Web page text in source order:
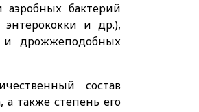
бактерий
энтерококки и др.),
и дрожжеподобных
состав
также степень его